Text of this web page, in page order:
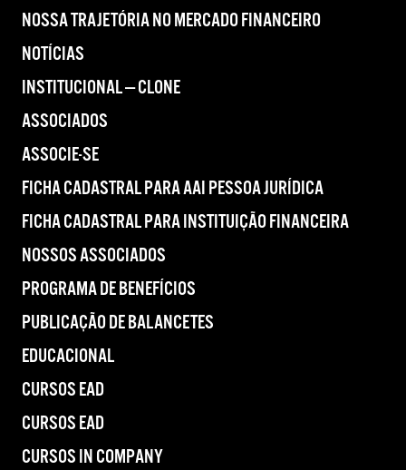
NOSSA TRAJETÓRIA NO MERCADO FINANCEIRO
NOTÍCIAS
INSTITUCIONAL — CLONE
ASSOCIADOS
ASSOCIE-SE
FICHA CADASTRAL PARA AAI PESSOA JURÍDICA
FICHA CADASTRAL PARA INSTITUIÇÃO FINANCEIRA
NOSSOS ASSOCIADOS
PROGRAMA DE BENEFÍCIOS
PUBLICAÇÃO DE BALANCETES
EDUCACIONAL
CURSOS EAD
CURSOS EAD
CURSOS IN COMPANY